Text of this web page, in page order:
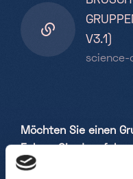
V3.1)
science-
Möchten Sie einen
Online-Formular aus.